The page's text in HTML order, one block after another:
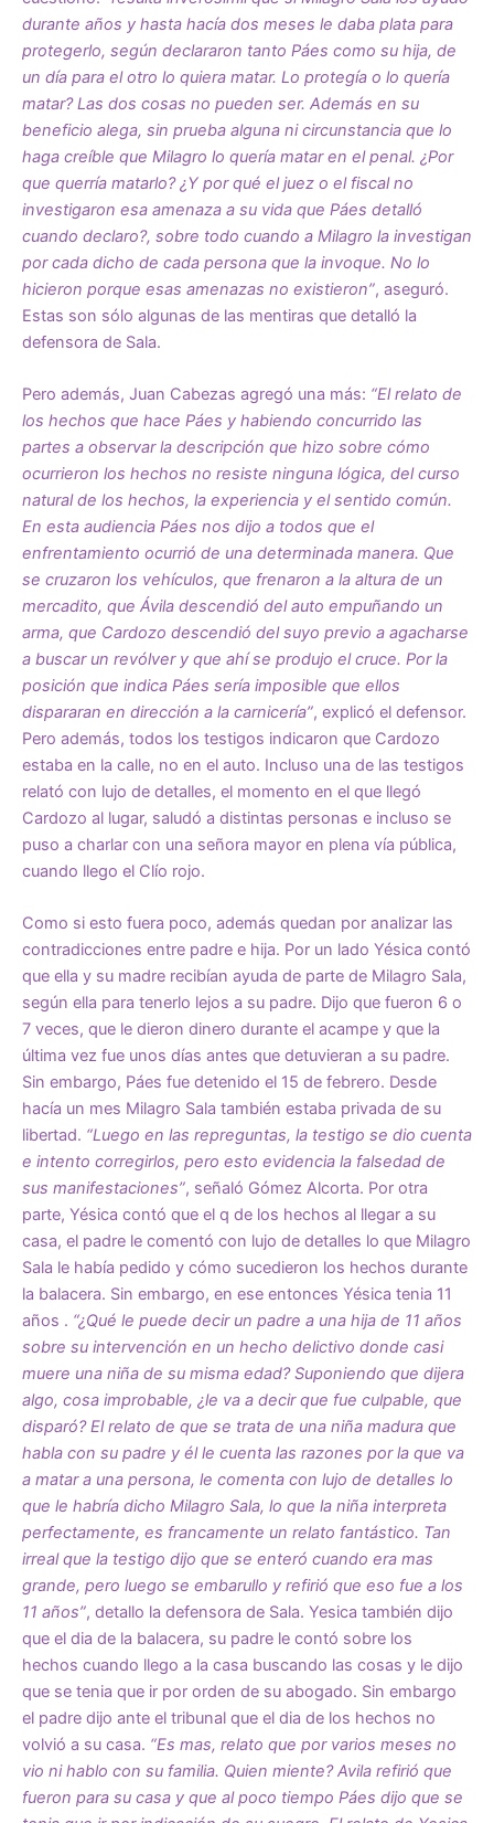
durante años y hasta hacía dos meses le daba plata para
protegerlo, según declararon tanto Páes como su hija, de
un día para el otro lo quiera matar. Lo protegía o lo quería
matar? Las dos cosas no pueden ser. Además en su
beneficio alega, sin prueba alguna ni circunstancia que lo
haga creíble que Milagro lo quería matar en el penal. ¿Por
que querría matarlo? ¿Y por qué el juez o el fiscal no
investigaron esa amenaza a su vida que Páes detalló
cuando declaro?, sobre todo cuando a Milagro la investigan
por cada dicho de cada persona que la invoque. No lo
hicieron porque esas amenazas no existieron”, aseguró.
Estas son sólo algunas de las mentiras que detalló la
defensora de Sala.
Pero además, Juan Cabezas agregó una más: “El relato de
los hechos que hace Páes y habiendo concurrido las
partes a observar la descripción que hizo sobre cómo
ocurrieron los hechos no resiste ninguna lógica, del curso
natural de los hechos, la experiencia y el sentido común.
En esta audiencia Páes nos dijo a todos que el
enfrentamiento ocurrió de una determinada manera. Que
se cruzaron los vehículos, que frenaron a la altura de un
mercadito, que Ávila descendió del auto empuñando un
arma, que Cardozo descendió del suyo previo a agacharse
a buscar un revólver y que ahí se produjo el cruce. Por la
posición que indica Páes sería imposible que ellos
dispararan en dirección a la carnicería”, explicó el defensor.
Pero además, todos los testigos indicaron que Cardozo
estaba en la calle, no en el auto. Incluso una de las testigos
relató con lujo de detalles, el momento en el que llegó
Cardozo al lugar, saludó a distintas personas e incluso se
puso a charlar con una señora mayor en plena vía pública,
cuando llego el Clío rojo.
Como si esto fuera poco, además quedan por analizar las
contradicciones entre padre e hija. Por un lado Yésica contó
que ella y su madre recibían ayuda de parte de Milagro Sala,
según ella para tenerlo lejos a su padre. Dijo que fueron 6 o
7 veces, que le dieron dinero durante el acampe y que la
última vez fue unos días antes que detuvieran a su padre.
Sin embargo, Páes fue detenido el 15 de febrero. Desde
hacía un mes Milagro Sala también estaba privada de su
libertad. “Luego en las repreguntas, la testigo se dio cuenta
e intento corregirlos, pero esto evidencia la falsedad de
sus manifestaciones”, señaló Gómez Alcorta. Por otra
parte, Yésica contó que el q de los hechos al llegar a su
casa, el padre le comentó con lujo de detalles lo que Milagro
Sala le había pedido y cómo sucedieron los hechos durante
la balacera. Sin embargo, en ese entonces Yésica tenia 11
años . “¿Qué le puede decir un padre a una hija de 11 años
sobre su intervención en un hecho delictivo donde casi
muere una niña de su misma edad? Suponiendo que dijera
algo, cosa improbable, ¿le va a decir que fue culpable, que
disparó? El relato de que se trata de una niña madura que
habla con su padre y él le cuenta las razones por la que va
a matar a una persona, le comenta con lujo de detalles lo
que le habría dicho Milagro Sala, lo que la niña interpreta
perfectamente, es francamente un relato fantástico. Tan
irreal que la testigo dijo que se enteró cuando era mas
grande, pero luego se embarullo y refirió que eso fue a los
11 años”, detallo la defensora de Sala. Yesica también dijo
que el dia de la balacera, su padre le contó sobre los
hechos cuando llego a la casa buscando las cosas y le dijo
que se tenia que ir por orden de su abogado. Sin embargo
el padre dijo ante el tribunal que el dia de los hechos no
volvió a su casa. “Es mas, relato que por varios meses no
vio ni hablo con su familia. Quien miente? Avila refirió que
fueron para su casa y que al poco tiempo Páes dijo que se